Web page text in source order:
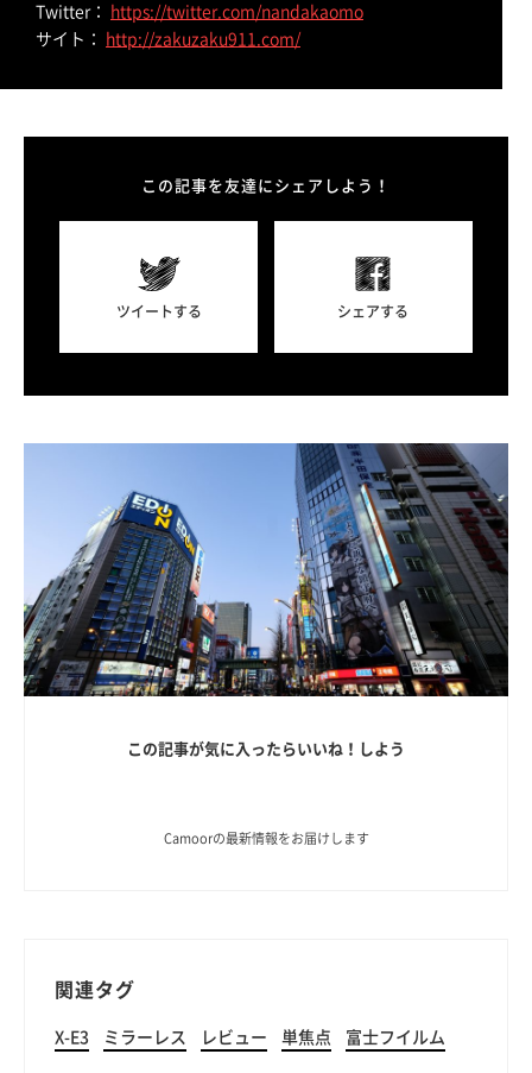
Twitter：
https://twitter.com/nandakaomo
サイト：
http://zakuzaku911.com/
この記事を友達にシェアしよう！
ツイートする シェアする
この記事が気に入ったらいいね！しよう
Camoorの最新情報をお届けします
関連タグ
X-E3 ミラーレス レビュー 単焦点 富士フイルム